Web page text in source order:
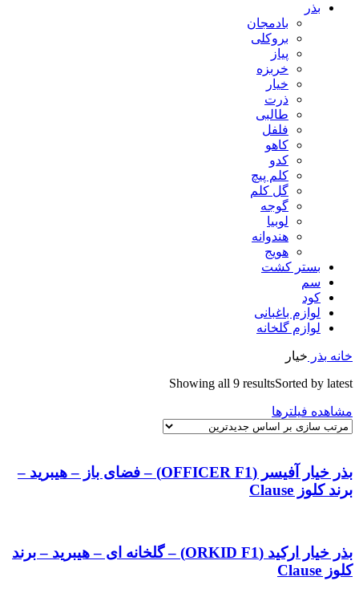
بذر
بادمجان
بروکلی
پیاز
خربزه
خیار
ذرت
طالبی
فلفل
کاهو
کدو
کلم پیچ
گل کلم
گوجه
لوبیا
هندوانه
هویج
بستر کشت
سم
کود
لوازم باغبانی
لوازم گلخانه
خانه بذر خیار
Showing all 9 resultsSorted by latest
مشاهده فیلترها
بذر خیار آفیسر (OFFICER F1) – فضای باز – هیبرید –
برند کلوز Clause
بذر خیار ارکید (ORKID F1) – گلخانه ای – هیبرید – برند
کلوز Clause